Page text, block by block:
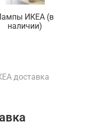
ИКЕА (в
наличии)
доставка